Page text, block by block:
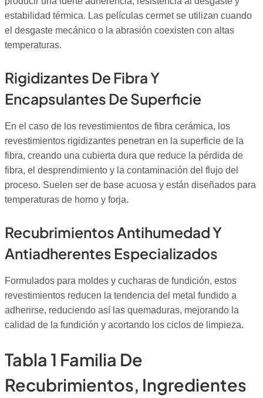
estabilidad térmica. Las películas cermet se utilizan cuando
el desgaste mecánico o la abrasión coexisten con altas
temperaturas.
Rigidizantes De Fibra Y
Encapsulantes De Superficie
En el caso de los revestimientos de fibra cerámica, los
revestimientos rigidizantes penetran en la superficie de la
fibra, creando una cubierta dura que reduce la pérdida de
fibra, el desprendimiento y la contaminación del flujo del
proceso. Suelen ser de base acuosa y están diseñados para
temperaturas de horno y forja.
Recubrimientos Antihumedad Y
Antiadherentes Especializados
Formulados para moldes y cucharas de fundición, estos
revestimientos reducen la tendencia del metal fundido a
adherirse, reduciendo así las quemaduras, mejorando la
calidad de la fundición y acortando los ciclos de limpieza.
Tabla 1 Familia De
Recubrimientos, Ingredientes